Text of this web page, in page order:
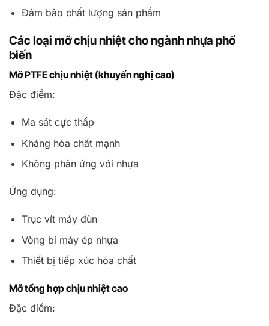
Đảm bảo chất lượng sản phẩm
Các loại mỡ chịu nhiệt cho ngành nhựa phổ
biến
Mỡ PTFE chịu nhiệt (khuyến nghị cao)
Đặc điểm:
Ma sát cực thấp
Kháng hóa chất mạnh
Không phản ứng với nhựa
Ứng dụng:
Trục vít máy đùn
Vòng bi máy ép nhựa
Thiết bị tiếp xúc hóa chất
Mỡ tổng hợp chịu nhiệt cao
Đặc điểm: